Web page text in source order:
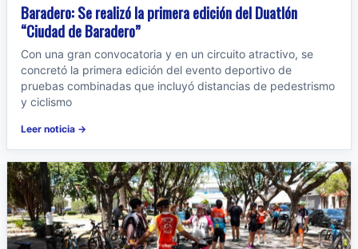
Baradero: Se realizó la primera edición del Duatlón
“Ciudad de Baradero”
Con una gran convocatoria y en un circuito atractivo, se
concretó la primera edición del evento deportivo de
pruebas combinadas que incluyó distancias de pedestrismo
y ciclismo
Leer noticia →